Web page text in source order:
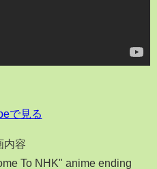
で見る
内容
To NHK" anime ending